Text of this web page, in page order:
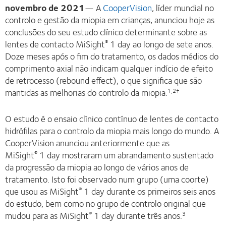
novembro de 2021— ACooperVision, líder mundial no
controlo e gestão da miopia em crianças, anunciou hoje as
conclusões do seu estudo clínico determinante sobre as
lentes de contacto MiSight® 1 day ao longo de sete anos.
Doze meses após o fim do tratamento, os dados médios do
comprimento axial não indicam qualquer indício de efeito
de retrocesso (rebound effect), o que significa que são
mantidas as melhorias do controlo da miopia.1,2†
O estudo é o ensaio clínico contínuo de lentes de contacto
hidrófilas para o controlo da miopia mais longo do mundo. A
CooperVision anunciou anteriormente que as
MiSight® 1 day mostraram um abrandamento sustentado
da progressão da miopia ao longo de vários anos de
tratamento. Isto foi observado num grupo (uma coorte)
que usou as MiSight® 1 day durante os primeiros seis anos
do estudo, bem como no grupo de controlo original que
mudou para as MiSight® 1 day durante três anos.3